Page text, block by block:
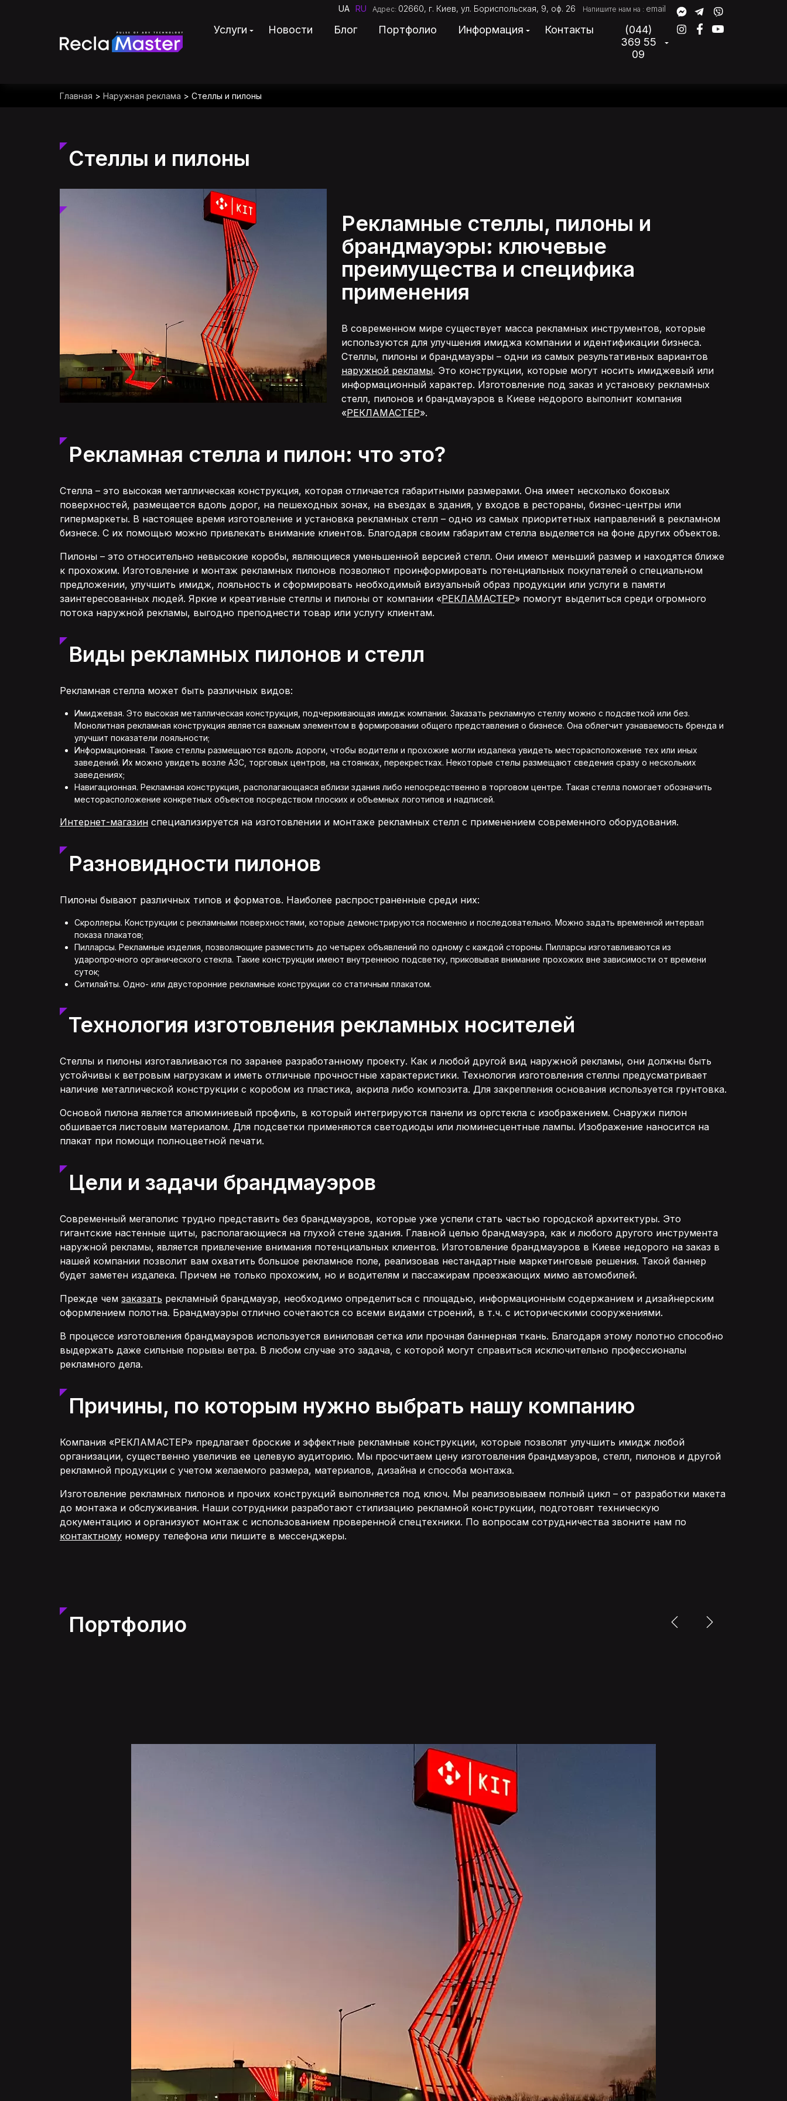
Портфоліо
Ціни
Гарантія
Контакти
UA
RU
Время работы: Пн-Пт: 09:00-20:00
Сб: 10:00-15:00 Вс: Выходной
Адрес: 02660, г. Киев,
ул. Бориспольская, 9, оф. 26
manager@reclamaster.com.ua
UA RU Адрес: 02660, г. Киев, ул. Бориспольская, 9, оф. 26 Напишите нам на : email
Услуги Новости Блог Портфолио Информация Контакты
(044)
369 55
09
Главная > Наружная реклама > Стеллы и пилоны
Стеллы и пилоны
Рекламные стеллы, пилоны и
брандмауэры: ключевые
преимущества и специфика
применения
В современном мире существует масса рекламных инструментов, которые
используются для улучшения имиджа компании и идентификации бизнеса.
Стеллы, пилоны и брандмауэры – одни из самых результативных вариантов
наружной рекламы. Это конструкции, которые могут носить имиджевый или
информационный характер. Изготовление под заказ и установку рекламных
стелл, пилонов и брандмауэров в Киеве недорого выполнит компания
«РЕКЛАМАСТЕР».
Рекламная стелла и пилон: что это?
Стелла – это высокая металлическая конструкция, которая отличается габаритными размерами. Она имеет несколько боковых
поверхностей, размещается вдоль дорог, на пешеходных зонах, на въездах в здания, у входов в рестораны, бизнес-центры или
гипермаркеты. В настоящее время изготовление и установка рекламных стелл – одно из самых приоритетных направлений в рекламном
бизнесе. С их помощью можно привлекать внимание клиентов. Благодаря своим габаритам стелла выделяется на фоне других объектов.
Пилоны – это относительно невысокие коробы, являющиеся уменьшенной версией стелл. Они имеют меньший размер и находятся ближе
к прохожим. Изготовление и монтаж рекламных пилонов позволяют проинформировать потенциальных покупателей о специальном
предложении, улучшить имидж, лояльность и сформировать необходимый визуальный образ продукции или услуги в памяти
заинтересованных людей. Яркие и креативные стеллы и пилоны от компании «РЕКЛАМАСТЕР» помогут выделиться среди огромного
потока наружной рекламы, выгодно преподнести товар или услугу клиентам.
Виды рекламных пилонов и стелл
Рекламная стелла может быть различных видов:
Имиджевая. Это высокая металлическая конструкция, подчеркивающая имидж компании. Заказать рекламную стеллу можно с подсветкой или без.
Монолитная рекламная конструкция является важным элементом в формировании общего представления о бизнесе. Она облегчит узнаваемость бренда и
улучшит показатели лояльности;
Информационная. Такие стеллы размещаются вдоль дороги, чтобы водители и прохожие могли издалека увидеть месторасположение тех или иных
заведений. Их можно увидеть возле АЗС, торговых центров, на стоянках, перекрестках. Некоторые стелы размещают сведения сразу о нескольких
заведениях;
Навигационная. Рекламная конструкция, располагающаяся вблизи здания либо непосредственно в торговом центре. Такая стелла помогает обозначить
месторасположение конкретных объектов посредством плоских и объемных логотипов и надписей.
Интернет-магазин специализируется на изготовлении и монтаже рекламных стелл с применением современного оборудования.
Разновидности пилонов
Пилоны бывают различных типов и форматов. Наиболее распространенные среди них:
Скроллеры. Конструкции с рекламными поверхностями, которые демонстрируются посменно и последовательно. Можно задать временной интервал
показа плакатов;
Пилларсы. Рекламные изделия, позволяющие разместить до четырех объявлений по одному с каждой стороны. Пилларсы изготавливаются из
ударопрочного органического стекла. Такие конструкции имеют внутреннюю подсветку, приковывая внимание прохожих вне зависимости от времени
суток;
Ситилайты. Одно- или двусторонние рекламные конструкции со статичным плакатом.
Технология изготовления рекламных носителей
Стеллы и пилоны изготавливаются по заранее разработанному проекту. Как и любой другой вид наружной рекламы, они должны быть
устойчивы к ветровым нагрузкам и иметь отличные прочностные характеристики. Технология изготовления стеллы предусматривает
наличие металлической конструкции с коробом из пластика, акрила либо композита. Для закрепления основания используется грунтовка.
Основой пилона является алюминиевый профиль, в который интегрируются панели из оргстекла с изображением. Снаружи пилон
обшивается листовым материалом. Для подсветки применяются светодиоды или люминесцентные лампы. Изображение наносится на
плакат при помощи полноцветной печати.
Цели и задачи брандмауэров
Современный мегаполис трудно представить без брандмауэров, которые уже успели стать частью городской архитектуры. Это
гигантские настенные щиты, располагающиеся на глухой стене здания. Главной целью брандмауэра, как и любого другого инструмента
наружной рекламы, является привлечение внимания потенциальных клиентов. Изготовление брандмауэров в Киеве недорого на заказ в
нашей компании позволит вам охватить большое рекламное поле, реализовав нестандартные маркетинговые решения. Такой баннер
будет заметен издалека. Причем не только прохожим, но и водителям и пассажирам проезжающих мимо автомобилей.
Прежде чем заказать рекламный брандмауэр, необходимо определиться с площадью, информационным содержанием и дизайнерским
оформлением полотна. Брандмауэры отлично сочетаются со всеми видами строений, в т.ч. с историческими сооружениями.
В процессе изготовления брандмауэров используется виниловая сетка или прочная баннерная ткань. Благодаря этому полотно способно
выдержать даже сильные порывы ветра. В любом случае это задача, с которой могут справиться исключительно профессионалы
рекламного дела.
Причины, по которым нужно выбрать нашу компанию
Компания «РЕКЛАМАСТЕР» предлагает броские и эффектные рекламные конструкции, которые позволят улучшить имидж любой
организации, существенно увеличив ее целевую аудиторию. Мы просчитаем цену изготовления брандмауэров, стелл, пилонов и другой
рекламной продукции с учетом желаемого размера, материалов, дизайна и способа монтажа.
Изготовление рекламных пилонов и прочих конструкций выполняется под ключ. Мы реализовываем полный цикл – от разработки макета
до монтажа и обслуживания. Наши сотрудники разработают стилизацию рекламной конструкции, подготовят техническую
документацию и организуют монтаж с использованием проверенной спецтехники. По вопросам сотрудничества звоните нам по
контактному номеру телефона или пишите в мессенджеры.
Портфолио